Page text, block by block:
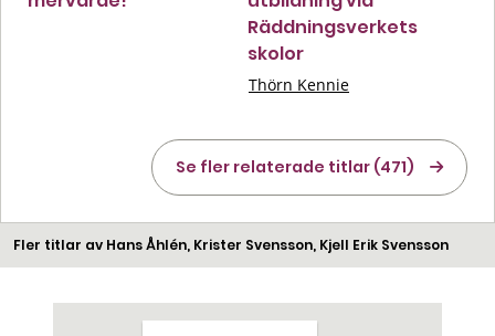
Räddningsverkets
skolor
Thörn Kennie
Se fler relaterade titlar (471)
Fler titlar av Hans Åhlén, Krister Svensson, Kjell Erik Svensson